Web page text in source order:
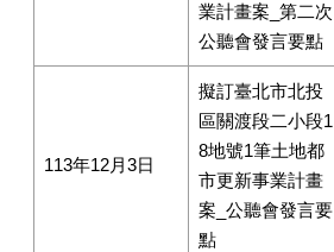
業計畫案_第二次
公聽會發言要點
113年12月3日
擬訂臺北市北投
區關渡段二小段1
8地號1筆土地都
市更新事業計畫
案_公聽會發言要
點